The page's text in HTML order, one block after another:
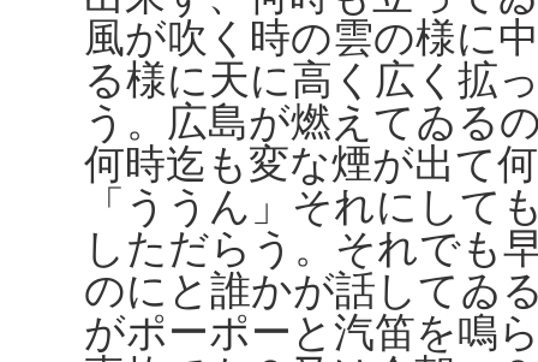
風が吹く時の雲の様に
る様に天に高く広く拡
う。広島が燃えてゐる
何時迄も変な煙が出て
「ううん」それにして
しただらう。それでも
のにと誰かが話してゐ
がポーポーと汽笛を鳴